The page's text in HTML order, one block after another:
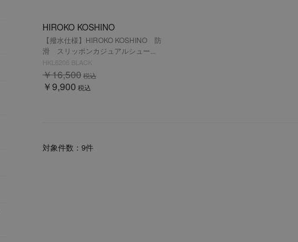
HIROKO KOSHINO
【撥水仕様】HIROKO KOSHINO 防
滑 スリッポンカジュアルシュー...
HKL6206 BLACK
￥9,900 税込
￥16,500税込
対象件数： 9件